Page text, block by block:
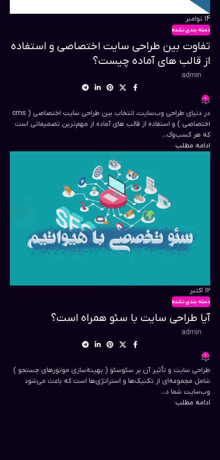
14 نوامبر
دسته بندی نشده
تفاوت بین طراحی سایت اختصاصی و استفاده
از قالب های آماده چیست؟
admin
0
در دنیای طراحی وب‌سایت، انتخاب بین طراحی سایت اختصاصی ( cms
اختصاصی ) و استفاده از قالب های آماده از مهم‌ترین تصمیماتی است
که هر کسب‌وک...
ادامه مطلب
12 اکتبر
دسته بندی نشده
آیا طراحی سایت با سئو همراه است؟
admin
0
طراحی سایت و تأثیر آن بر سئوسئو ( بهینه‌سازی موتورهای جستجو )
شامل مجموعه‌ای از تکنیک‌ها و استراتژی‌ها است که باعث می‌شود
وب‌سایت شما د...
ادامه مطلب